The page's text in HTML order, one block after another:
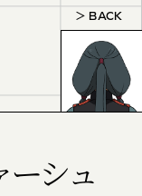
BACK
ーシュ